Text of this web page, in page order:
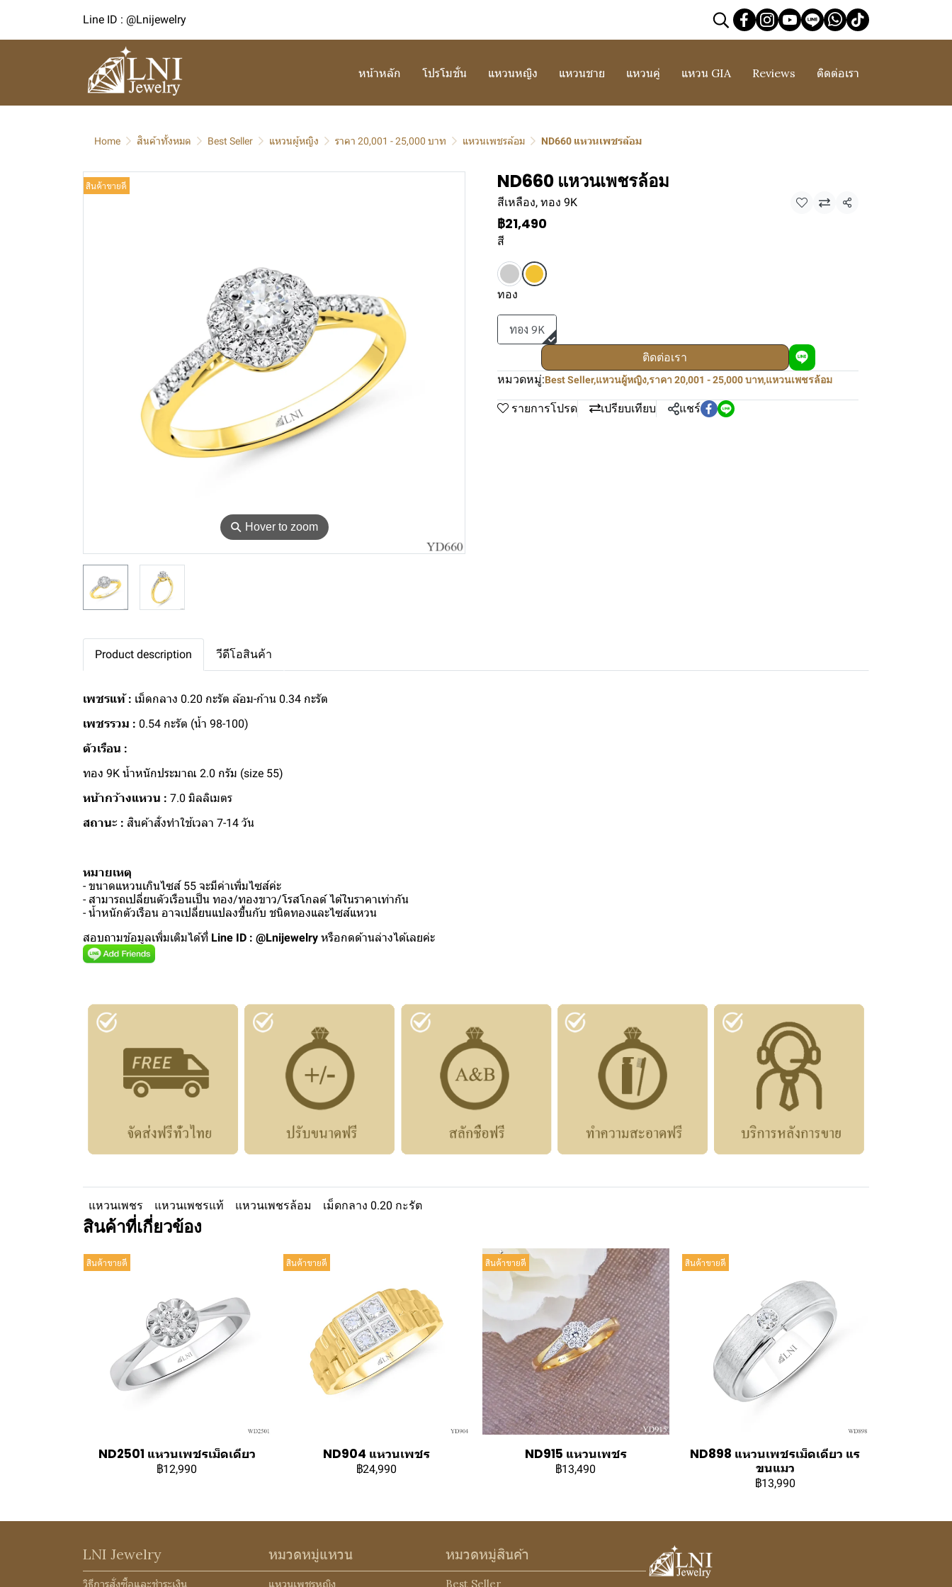
Line ID : @Lnijewelry
หน้าหลัก โปรโมชั่น แหวนหญิง แหวนชาย แหวนคู่ แหวน GIA Reviews ติดต่อเรา
Home สินค้าทั้งหมด Best Seller แหวนผู้หญิง ราคา 20,001 - 25,000 บาท แหวนเพชรล้อม ND660 แหวนเพชรล้อม
⚲ Hover to zoom
สินค้าขายดี ND660 แหวนเพชรล้อม
สีเหลือง, ทอง 9K แชร์
฿21,490
สี
ทอง
ทอง 9K
ติดต่อเรา
หมวดหมู่:Best Seller,แหวนผู้หญิง,ราคา 20,001 - 25,000 บาท,แหวนเพชรล้อม
รายการโปรด เปรียบเทียบ แชร์
Product description วีดีโอสินค้า
เพชรแท้ : เม็ดกลาง 0.20 กะรัต ล้อม-ก้าน 0.34 กะรัต
เพชรรวม : 0.54 กะรัต (น้ำ 98-100)
ตัวเรือน :
ทอง 9K น้ำหนักประมาณ 2.0 กรัม (size 55)
หน้ากว้างแหวน : 7.0 มิลลิเมตร
สถานะ : สินค้าสั่งทำใช้เวลา 7-14 วัน
หมายเหตุ
- ขนาดแหวนเกินไซส์ 55 จะมีค่าเพิ่มไซส์ค่ะ
- สามารถเปลี่ยนตัวเรือนเป็น ทอง/ทองขาว/โรสโกลด์ ได้ในราคาเท่ากัน
- น้ำหนักตัวเรือน อาจเปลี่ยนแปลงขึ้นกับ ชนิดทองและไซส์แหวน
สอบถามข้อมูลเพิ่มเติมได้ที่ Line ID : @Lnijewelry หรือกดด้านล่างได้เลยค่ะ
แหวนเพชร แหวนเพชรแท้ แหวนเพชรล้อม เม็ดกลาง 0.20 กะรัต
สินค้าที่เกี่ยวข้อง
สินค้าขายดี
ND2501 แหวนเพชรเม็ดเดียว
฿12,990
สินค้าขายดี
ND904 แหวนเพชร
฿24,990
สินค้าขายดี
ND915 แหวนเพชร
฿13,490
สินค้าขายดี
ND898 แหวนเพชรเม็ดเดียว แร
ขนแมว
฿13,990
LNI Jewelry
วิธีการสั่งซื้อและชำระเงิน
หมวดหมู่แหวน
แหวนเพชรหญิง
หมวดหมู่สินค้า
Best Seller